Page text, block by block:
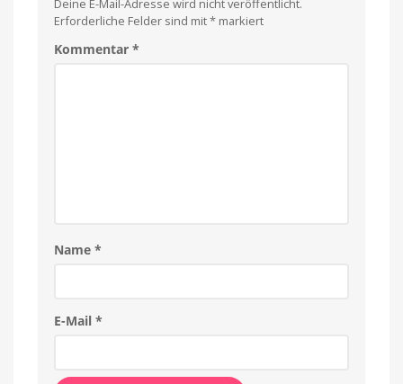
Deine E-Mail-Adresse wird nicht veröffentlicht.
Erforderliche Felder sind mit* markiert
Kommentar *
Name *
E-Mail *